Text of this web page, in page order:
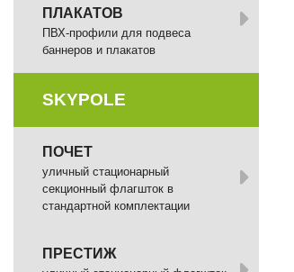
ПЛАКАТОВ
ПВХ-профили для подвеса
баннеров и плакатов
SKYPOLE
ПОЧЕТ
уличный стационарный
секционный флагшток в
стандартной комплектации
ПРЕСТИЖ